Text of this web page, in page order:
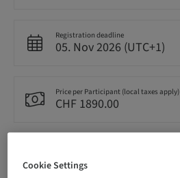
Registration deadline
05. Nov 2026 (UTC+1)
Price per Participant (local taxes apply)
CHF 1890.00
German
Cookie Settings